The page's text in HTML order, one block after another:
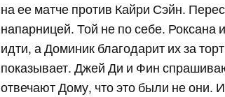
на ее матче против Кайри Сэйн.
напарницей. Той не по себе.
идти, а Доминик благодарит их за
показывает. Джей Ди и Фин
отвечают Дому, что это были не они.